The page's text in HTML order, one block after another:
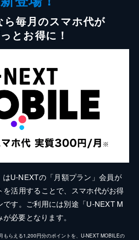
ら毎月のスマホ代が
とお得に！
はU-NEXTの「月額プラン」会員が
活用することで、スマホ代がお得
です。ご利用には別途「U-NEXT M
必要となります。
もらえる1,200円分のポイントを、U-NEXT MOBILEの